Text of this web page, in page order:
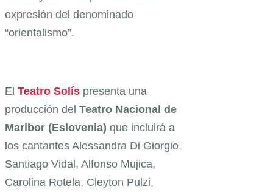
expresión del denominado
“orientalismo”.
El Teatro Solís presenta una
producción del Teatro Nacional de
Maribor (Eslovenia) que incluirá a
los cantantes Alessandra Di Giorgio,
Santiago Vidal, Alfonso Mujica,
Carolina Rotela, Cleyton Pulzi,